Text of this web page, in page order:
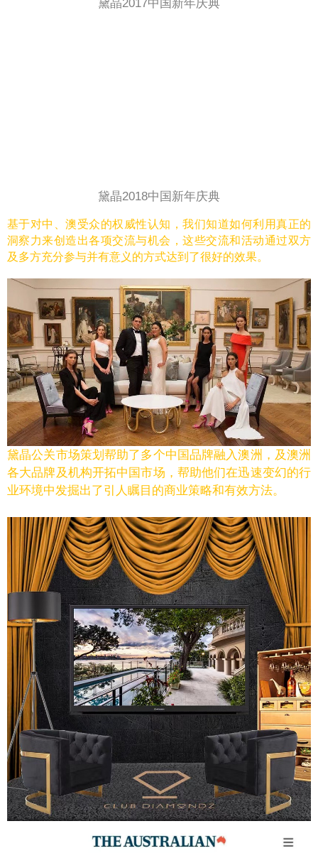
黛晶2017中国新年庆典
黛晶2018中国新年庆典
基于对中、澳受众的权威性认知，我们知道如何利用真正的
洞察力来创造出各项交流与机会，这些交流和活动通过双方
及多方充分参与并有意义的方式达到了很好的效果。
黛晶公关市场策划帮助了多个中国品牌融入澳洲，及澳洲
各大品牌及机构开拓中国市场，帮助他们在迅速变幻的行
业环境中发掘出了引人瞩目的商业策略和有效方法。